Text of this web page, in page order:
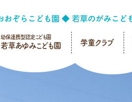
幼保連携型認定こども園
若草あゆみこども園 学童クラブ